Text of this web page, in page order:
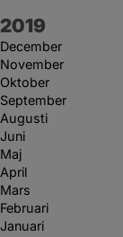
År:
2019
December
November
Oktober
September
Augusti
Juni
Maj
April
Mars
Februari
Januari